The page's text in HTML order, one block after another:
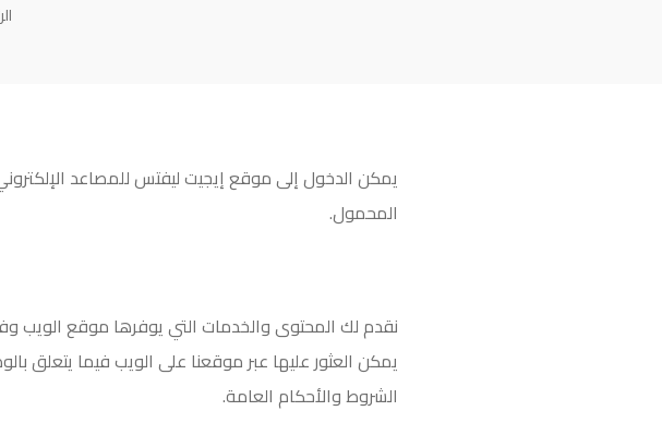
يمكن الدخول إلى موقع إيجيت ليفتس للمصاعد
المحمول.
نقدم لك المحتوى والخدمات التي يوفرها موقع الويب
يمكن العثور عليها عبر موقعنا على الويب فيما
الشروط والأحكام العامة.